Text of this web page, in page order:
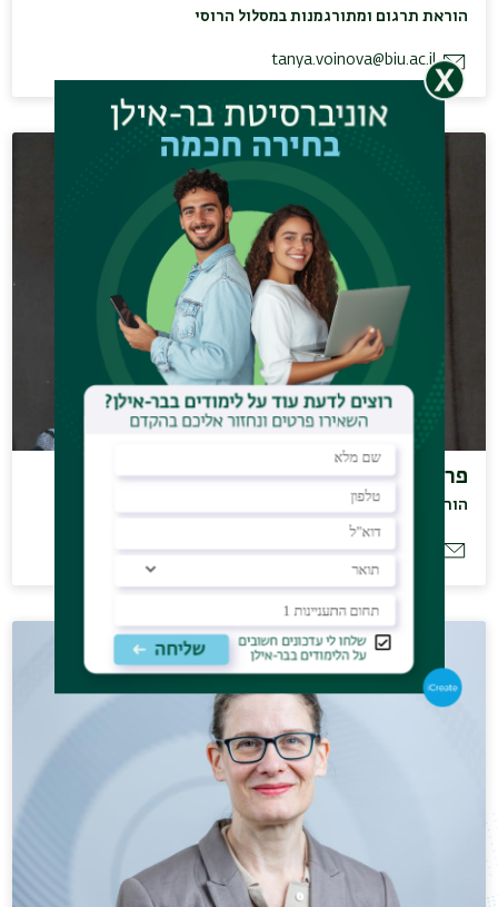
הוראת תרגום ומתורגמנות במסלול הרוסי
tanya.voinova@biu.ac.il
פרופ' קופמן פרנסין
הוראה במסלול הצרפתי וקורסים מחקריים
francine.kaufmann@gmail.com